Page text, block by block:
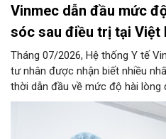
Vinmec dẫn đầu mức
sóc sau điều trị tại Việt
Tháng 07/2026, Hệ thống Y tế
tư nhân được nhận biết nhiều
thời dẫn đầu về mức độ hài
điều trị.